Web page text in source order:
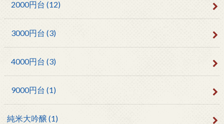
2000円台 (12)
3000円台 (3)
4000円台 (3)
9000円台 (1)
純米大吟醸 (1)